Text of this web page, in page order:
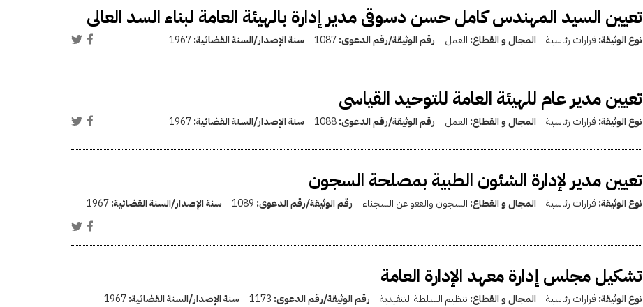
تعيين السيد المهندس كامل حسن دسوقى مدير إدارة بالهيئة العامة لبناء السد العالى
نوع الوثيقة: قرارات رئاسية المجال و القطاع: العمل رقم الوثيقة/رقم الدعوى:1087 سنة الإصدار/السنة القضائية:1967
تعيين مدير عام للهيئة العامة للتوحيد القياسى
نوع الوثيقة: قرارات رئاسية المجال و القطاع: العمل رقم الوثيقة/رقم الدعوى:1088 سنة الإصدار/السنة القضائية:1967
تعيين مدير لإدارة الشئون الطبية بمصلحة السجون
نوع الوثيقة: قرارات رئاسية المجال و القطاع: السجون والعفو عن السجناء رقم الوثيقة/رقم الدعوى: 1089 سنة الإصدار/السنة القضائية:1967
تشكيل مجلس إدارة معهد الإدارة العامة
نوع الوثيقة: قرارات رئاسية المجال و القطاع: تنظيم السلطة التنفيذية رقم الوثيقة/رقم الدعوى: 1173 سنة الإصدار/السنة القضائية:1967